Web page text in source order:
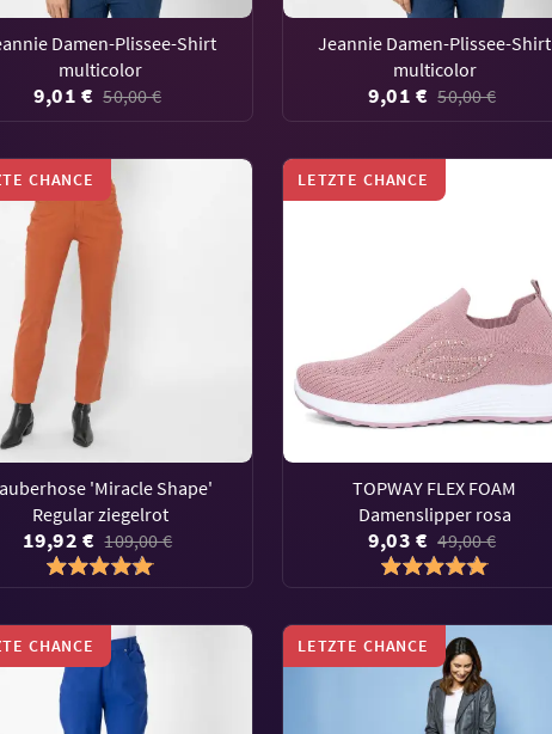
Damen-Plissee-Shirt
multicolor
9,01 € 50,00 €
Jeannie Damen-Plissee-Shirt
multicolor
9,01 € 50,00 €
CHANCE
'Miracle Shape'
Regular ziegelrot
19,92 € 109,00 €
LETZTE CHANCE
TOPWAY FLEX FOAM
Damenslipper rosa
9,03 € 49,00 €
CHANCE LETZTE CHANCE